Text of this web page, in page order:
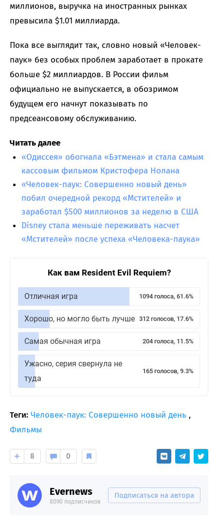
миллионов, выручка на иностранных рынках
превысила $1.01 миллиарда.
Пока все выглядит так, словно новый «Человек-
паук» без особых проблем заработает в прокате
больше $2 миллиардов. В России фильм
официально не выпускается, в обозримом
будущем его начнут показывать по
предсеансовому обслуживанию.
Читать далее
«Одиссея» обогнала «Бэтмена» и стала самым
кассовым фильмом Кристофера Нолана
«Человек-паук: Совершенно новый день»
побил очередной рекорд «Мстителей» и
заработал $500 миллионов за неделю в США
Disney стала меньше переживать насчет
«Мстителей» после успеха «Человека-паука»
Как вам Resident Evil Requiem?
Отличная игра 1094 голоса, 61.6%
Хорошо, но могло быть лучше 312 голосов, 17.6%
Самая обычная игра 204 голоса, 11.5%
Ужасно, серия свернула не
туда
165 голосов, 9.3%
Теги: Человек-паук: Совершенно новый день ,
Фильмы
8 0
Evernews
8090 подписчиков
Подписаться на автора